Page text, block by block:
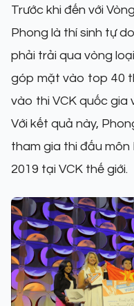
Trước khi đến với
Phong là thí sinh tự
phải trải qua vòng
góp mặt vào top 40
vào thi VCK quốc gia
Với kết quả này,
tham gia thi đấu
2019 tại VCK thế giới.